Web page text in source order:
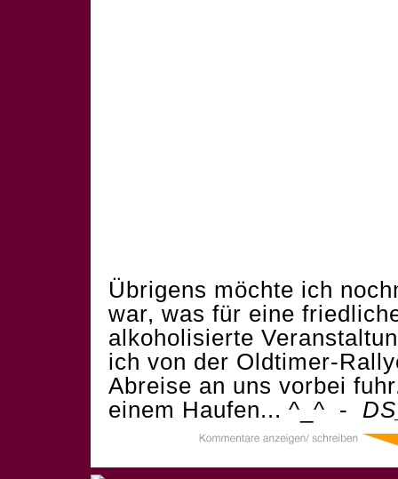
Übrigens möchte ich
war, was für eine
alkoholisierte
ich von der Oldtimer-
Abreise an uns vorbei
einem Haufen... ^_^ -